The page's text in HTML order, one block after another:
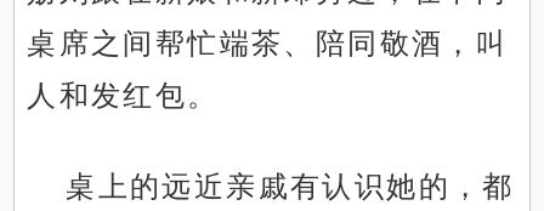
桌席之间帮忙端茶、陪同敬酒，叫
人和发红包。
桌上的远近亲戚有认识她的，都